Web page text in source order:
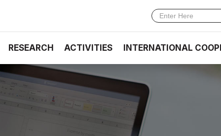
RESEARCH ACTIVITIES INTERNATIONAL